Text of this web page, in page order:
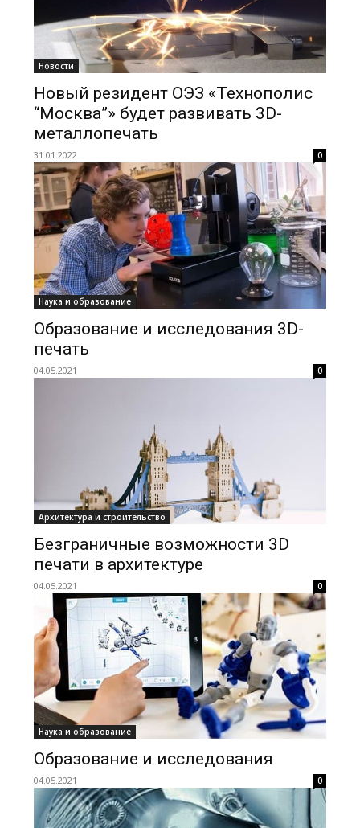
Новости
Новый резидент ОЭЗ «Технополис
“Москва”» будет развивать 3D-
металлопечать
31.01.2022 0
Наука и образование
Образование и исследования 3D-
печать
04.05.2021 0
Архитектура и строительство
Безграничные возможности 3D
печати в архитектуре
04.05.2021 0
Наука и образование
Образование и исследования
04.05.2021 0